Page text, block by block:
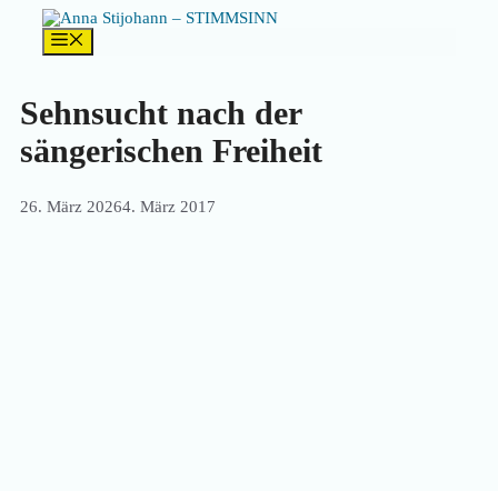
Inhalt
springen
Sehnsucht nach der
sängerischen Freiheit
26. März 20264. März 2017